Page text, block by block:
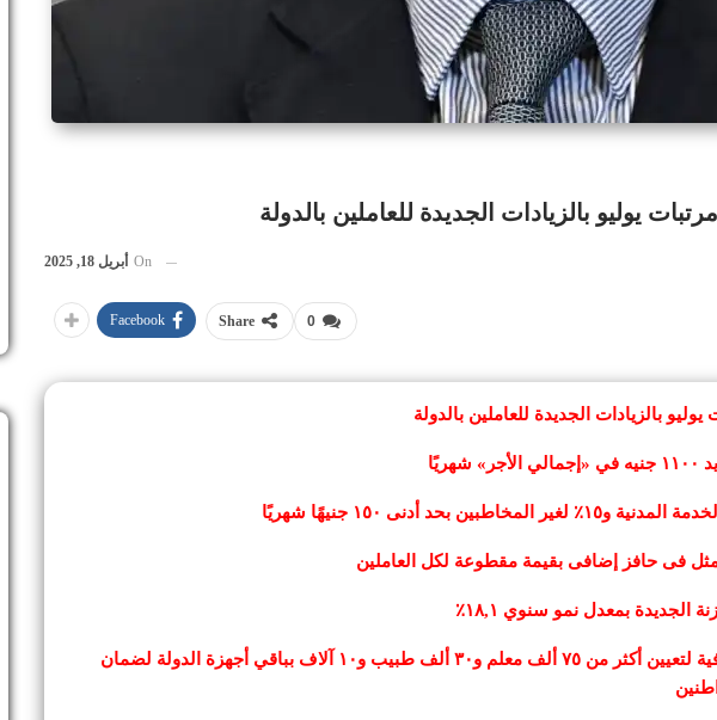
يوليو بالزيادات الجديدة للعاملين بالدولة
On أبريل 18, 2025
0
Share
Facebook
بالزيادات الجديدة للعاملين بالدولة
توفير المخصصات المالية الكافية لتعيين أكثر من ٧٥ ألف معلم و٣٠ ألف طبيب و١٠ آلاف بباقي أجهزة الدولة لضمان